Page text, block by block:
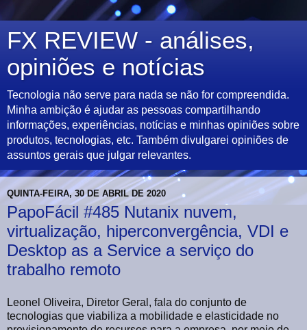
FX REVIEW - análises,
opiniões e notícias
Tecnologia não serve para nada se não for compreendida.
Minha ambição é ajudar as pessoas compartilhando
informações, experiências, notícias e minhas opiniões sobre
produtos, tecnologias, etc. Também divulgarei opiniões de
assuntos gerais que julgar relevantes.
QUINTA-FEIRA, 30 DE ABRIL DE 2020
PapoFácil #485 Nutanix nuvem,
virtualização, hiperconvergência, VDI e
Desktop as a Service a serviço do
trabalho remoto
Leonel Oliveira, Diretor Geral, fala do conjunto de
tecnologias que viabiliza a mobilidade e elasticidade no